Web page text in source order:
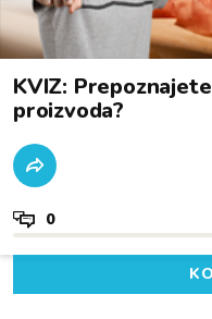
KVIZ:
proizvoda?
0